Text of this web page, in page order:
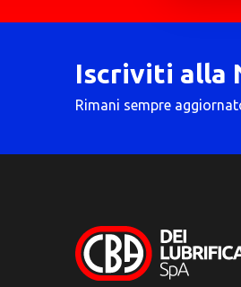
Iscriviti alla
Rimani sempre